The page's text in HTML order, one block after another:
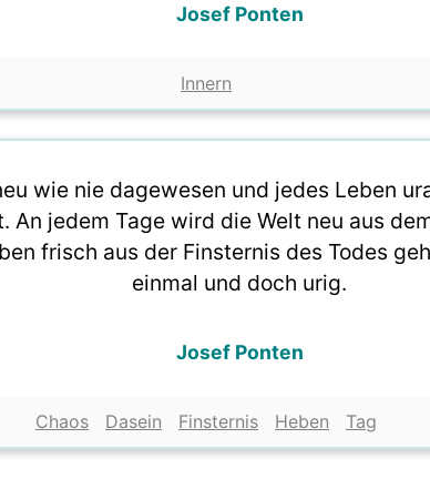
Josef Ponten
Innern
wie nie dagewesen und jedes Leben
An jedem Tage wird die Welt neu aus
frisch aus der Finsternis des Todes
einmal und doch urig.
Josef Ponten
Chaos Dasein Finsternis Heben Tag